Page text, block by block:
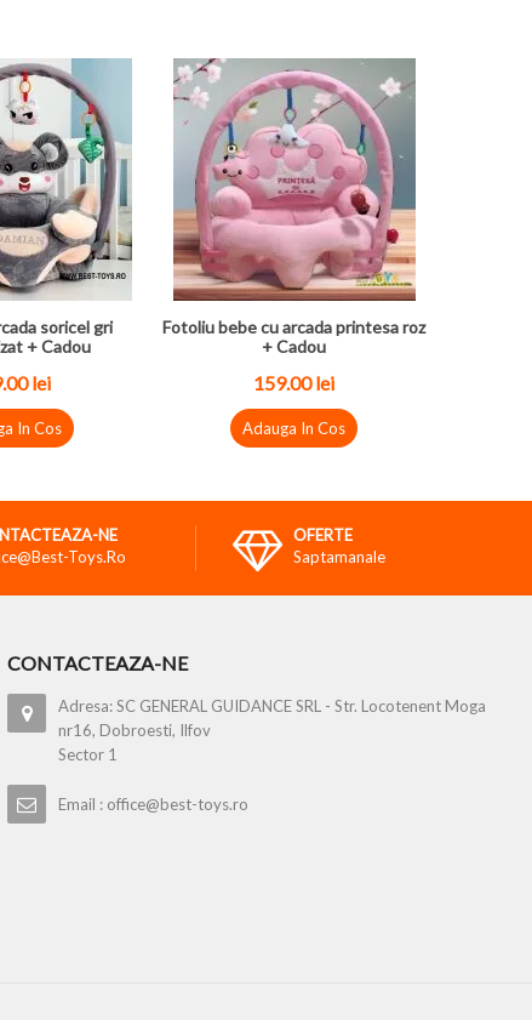
soricel gri
+ Cadou
lei
In Cos
Fotoliu bebe cu arcada printesa roz
+ Cadou
159.00 lei
Adauga In Cos
NE
Toys.ro
OFERTE
Saptamanale
CONTACTEAZA-NE
Adresa: SC GENERAL GUIDANCE SRL - Str. Locotenent Moga
nr16, Dobroesti, Ilfov
Sector 1
Email : office@best-toys.ro